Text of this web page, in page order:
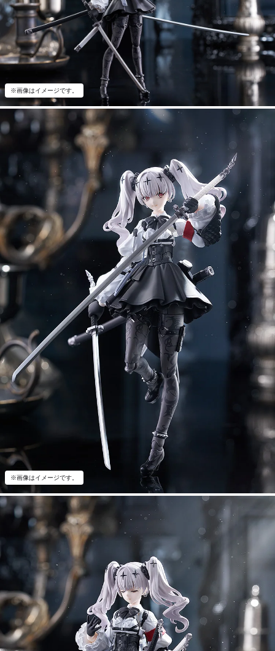
※画像はイメージです。
※画像はイメージです。